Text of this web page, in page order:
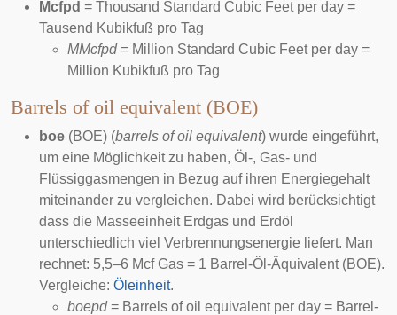
Mcfpd = Thousand Standard Cubic Feet per day =
Tausend Kubikfuß pro Tag
MMcfpd= Million Standard Cubic Feet per day =
Million Kubikfuß pro Tag
Barrels of oil equivalent (BOE)
boe (BOE) (barrels of oil equivalent) wurde eingeführt,
um eine Möglichkeit zu haben, Öl-, Gas- und
Flüssiggasmengen in Bezug auf ihren Energiegehalt
miteinander zu vergleichen. Dabei wird berücksichtigt
dass die Masseeinheit Erdgas und Erdöl
unterschiedlich viel Verbrennungsenergie liefert. Man
rechnet: 5,5–6 Mcf Gas = 1 Barrel-Öl-Äquivalent (BOE).
Vergleiche: Öleinheit.
boepd= Barrels of oil equivalent per day = Barrel-